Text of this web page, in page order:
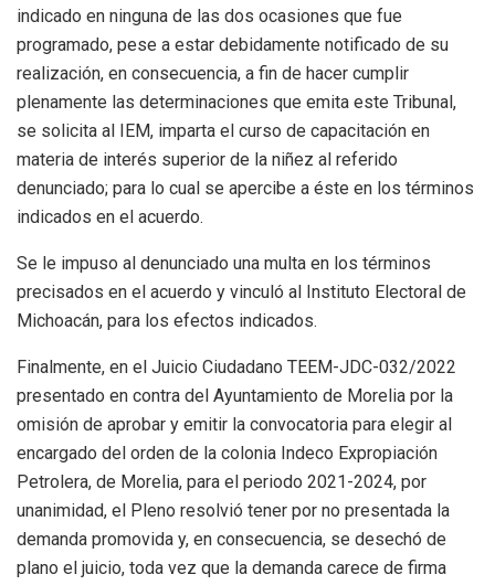
indicado en ninguna de las dos ocasiones que fue
programado, pese a estar debidamente notificado de su
realización, en consecuencia, a fin de hacer cumplir
plenamente las determinaciones que emita este Tribunal,
se solicita al IEM, imparta el curso de capacitación en
materia de interés superior de la niñez al referido
denunciado; para lo cual se apercibe a éste en los términos
indicados en el acuerdo.
Se le impuso al denunciado una multa en los términos
precisados en el acuerdo y vinculó al Instituto Electoral de
Michoacán, para los efectos indicados.
Finalmente, en el Juicio Ciudadano TEEM-JDC-032/2022
presentado en contra del Ayuntamiento de Morelia por la
omisión de aprobar y emitir la convocatoria para elegir al
encargado del orden de la colonia Indeco Expropiación
Petrolera, de Morelia, para el periodo 2021-2024, por
unanimidad, el Pleno resolvió tener por no presentada la
demanda promovida y, en consecuencia, se desechó de
plano el juicio, toda vez que la demanda carece de firma